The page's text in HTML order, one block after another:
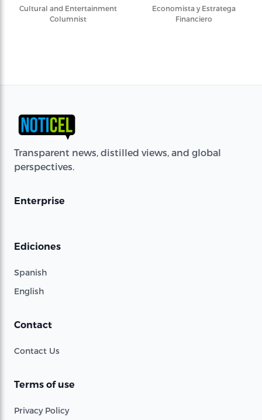
Cultural and Entertainment
Columnist
Economista y Estratega
Financiero
Transparent news, distilled views, and global
perspectives.
Enterprise
Ediciones
Spanish
English
Contact
Contact Us
Terms of use
Privacy Policy